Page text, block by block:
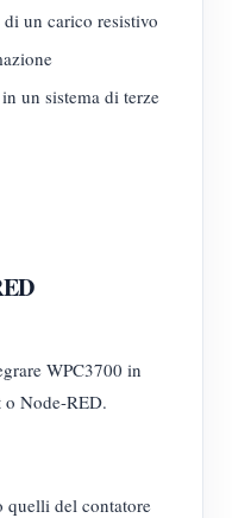
un carico resistivo
un sistema di terze
WPC3700 in
o Node-RED.
del contatore